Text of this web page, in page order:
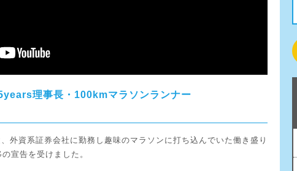
理事長・100kmマラソンランナー
外資系証券会社に勤務し趣味のマラソンに打ち込んでいた働き盛り
宣告を受けました。